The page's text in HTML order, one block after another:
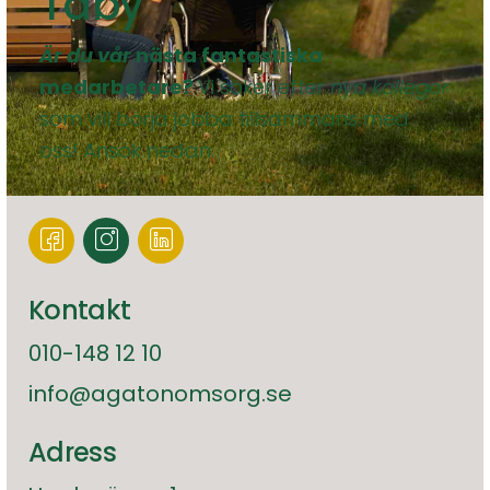
Är du vårnästa fantastiska
medarbetare?Vi söker efternya kollegor
som vill börja jobba tillsammans med
oss! Ansök nedan.
Kontakt
010-148 12 10
info@agatonomsorg.se
Adress